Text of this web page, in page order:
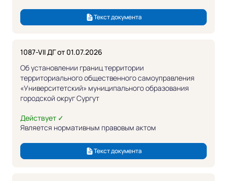
Текст документа
1087-VII ДГ от 01.07.2026
Об установлении границ территории
территориального общественного самоуправления
«Университетский» муниципального образования
городской округ Сургут
Действует ✓
Является нормативным правовым актом
Текст документа